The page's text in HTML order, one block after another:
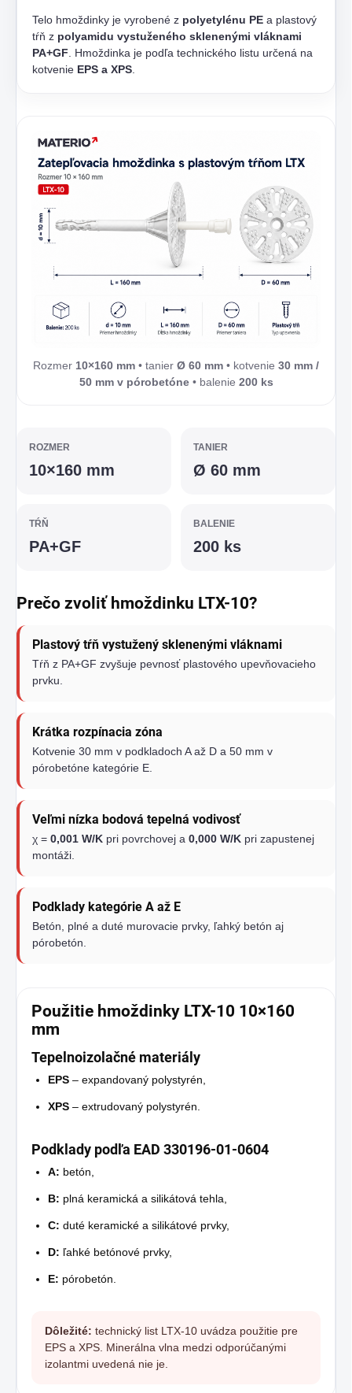
Telo hmoždinky je vyrobené z polyetylénu PE a plastový
tŕň z polyamidu vystuženého sklenenými vláknami
PA+GF . Hmoždinka je podľa technického listu určená na
kotvenie EPS a XPS
Rozmer 10×160 mm • tanier Ø 60 mm • kotvenie 30 mm /
50 mm v pórobetóne• balenie 200 ks
ROZMER
10×160 mm
TANIER
Ø 60 mm
TŔŇ
PA+GF
BALENIE
200 ks
Prečo zvoliť hmoždinku LTX-10?
Plastový tŕň vystužený sklenenými vláknami
Tŕň z PA+GF zvyšuje pevnosť plastového upevňovacieho
prvku.
Krátka rozpínacia zóna
Kotvenie 30 mm v podkladoch A až D a 50 mm v
pórobetóne kategórie E.
Veľmi nízka bodová tepelná vodivosť
χ = 0,001 W/K pri povrchovej a 0,000 W/K pri zapustenej
montáži.
Podklady kategórie A až E
Betón, plné a duté murovacie prvky, ľahký betón aj
pórobetón.
Použitie hmoždinky LTX-10 10×160
mm
Tepelnoizolačné materiály
EPS – expandovaný polystyrén,
XPS – extrudovaný polystyrén.
Podklady podľa EAD 330196-01-0604
A: betón,
B: plná keramická a silikátová tehla,
C: duté keramické a silikátové prvky,
D: ľahké betónové prvky,
E: pórobetón.
Dôležité: technický list LTX-10 uvádza použitie pre
EPS a XPS. Minerálna vlna medzi odporúčanými
izolantmi uvedená nie je.